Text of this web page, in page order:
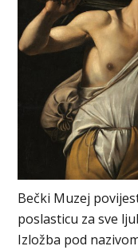
Bečki Muzej
poslasticu za sve
Izložba pod